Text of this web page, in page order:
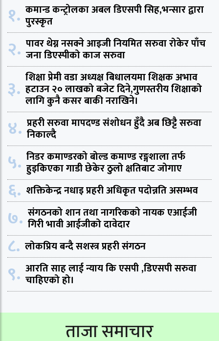
१. कमान्ड कन्ट्रोलका अबल डिएसपी सिह,भन्सार द्वारा
पुरस्कृत
२. पावर थेग्न नसक्ने आइजी नियमित सरुवा रोकेर पाँच
जना डिएस्पीको काज सरुवा
३. शिक्षा प्रेमी वडा अध्यक्ष बिधालयमा शिक्षक अभाव
हटाउन २० लाखको बजेट दिने,गुणस्तरीय शिक्षाको
लागि कुनै कसर बाकी नराखिने।
४. प्रहरी सरुवा मापदण्ड संशोधन हुँदै अब छिट्टै सरुवा
निकाल्दै
५. निडर कमाण्डरको बोल्ड कमाण्ड रङ्गशाला तर्फ
हुइकिएका गाडी छेकेर ठुलो क्षतिबाट जोगाए
६. शक्तिकेन्द्र नधाइ प्रहरी अधिकृत पदोन्नति असम्भव
७. संगठनको शान तथा नागरिकको नायक एआईजी
गिरी भावी आईजीको दावेदार
८. लोकप्रिय बन्दै सशस्त्र प्रहरी संगठन
९. आरति साह लाई न्याय कि एसपी ,डिएसपी सरुवा
चाहिएको हो।
ताजा समाचार